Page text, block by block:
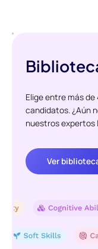
Elige entre más
candidatos. ¿Aún
nuestros expertos
Ver